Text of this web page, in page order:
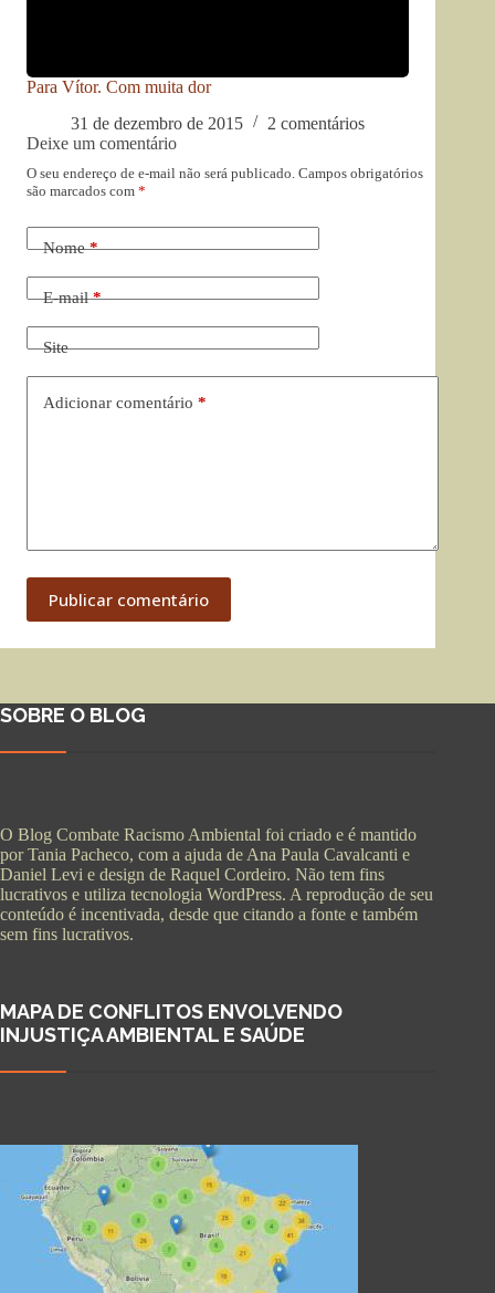
Para Vítor. Com muita dor
31 de dezembro de 2015
2 comentários
Deixe um comentário
O seu endereço de e-mail não será publicado. Campos obrigatórios
são marcados com *
Nome*
E-mail*
Site
Adicionar comentário *
Publicar comentário
SOBRE O BLOG
O Blog Combate Racismo Ambiental foi criado e é mantido
por Tania Pacheco, com a ajuda de Ana Paula Cavalcanti e
Daniel Levi e design de Raquel Cordeiro. Não tem fins
lucrativos e utiliza tecnologia WordPress. A reprodução de seu
conteúdo é incentivada, desde que citando a fonte e também
sem fins lucrativos.
MAPA DE CONFLITOS ENVOLVENDO
INJUSTIÇA AMBIENTAL E SAÚDE